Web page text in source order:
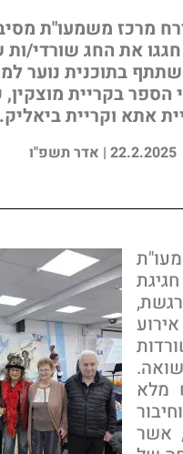
מרכז משמעו"ת מסיבת
את החג שורדי/ות
בתוכנית נוער למען
בקריית מוצקין,
אתא וקריית ביאליק.
| אדר תשפ"ו